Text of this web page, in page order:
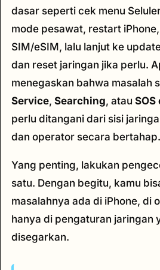
dasar seperti cek menu
mode pesawat, restart
SIM/eSIM, lalu lanjut ke
dan reset jaringan jika perlu.
menegaskan bahwa masalah
Service, Searching, atau SOS
perlu ditangani dari sisi
dan operator secara bertahap.
Yang penting, lakukan
satu. Dengan begitu, kamu
masalahnya ada di iPhone, di
hanya di pengaturan jaringan
disegarkan.